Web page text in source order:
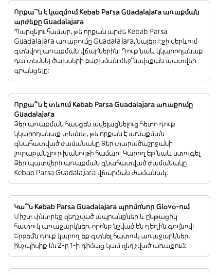
Որքա՞ն է կազմում Kebab Parsa Guadalajara առաքման
արժեքը Guadalajara
Պարզելու համար, թե որքան արժե Kebab Parsa
Guadalajara առաքումը Guadalajara, նայեք էջի վերևում
գտնվող առաքման վճարներին: Դուք նաև կկարողանաք
դա տեսնել ծախսերի բաշխման մեջ՝ նախքան պատվեր
գրանցելը:
Որքա՞ն է տևում Kebab Parsa Guadalajara առաքումը
Guadalajara
Ձեր առաքման հասցեն ավելացնելուց հետո դուք
կկարողանաք տեսնել, թե որքան է առաքման
գնահատված ժամանակը Ձեր տարածաշրջանի
յուրաքանչյուր խանութի համար: Կարող եք նաև ստուգել
Ձեր պատվերի առաքման գնահատված ժամանակը
Kebab Parsa Guadalajara վճարման ժամանակ:
Կա՞ն Kebab Parsa Guadalajara պրոմոնոր Glovo-ում
Միշտ փնտրեք զեղչված ապրանքներ և ընթացիկ
հատուկ առաջարկներ, որոնք նշված են դեղին գույնով:
Երբեմն դուք կարող եք գտնել հատուկ առաջարկներ,
ինչպիսիք են 2-ը 1-ի դիմաց կամ զեղչված առաքում: